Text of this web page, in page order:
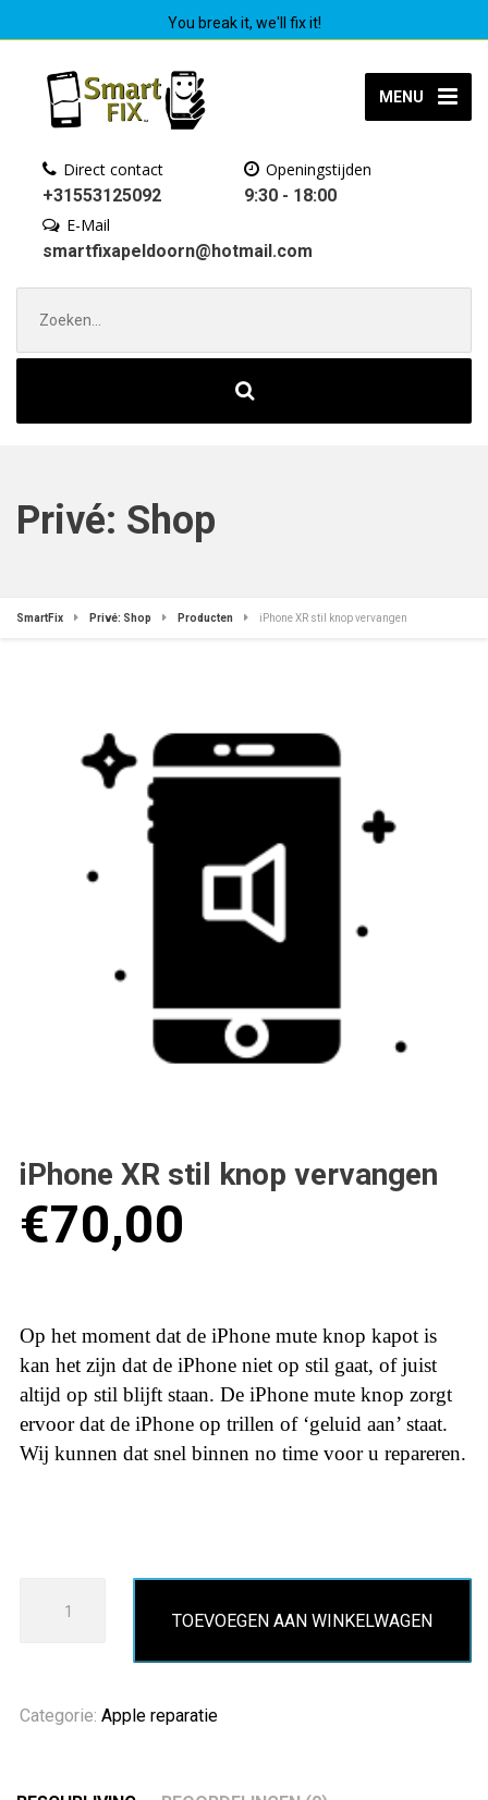
You break it, we'll fix it!
MENU
Direct contact
+31553125092
Openingstijden
9:30 - 18:00
E-Mail
smartfixapeldoorn@hotmail.com
naar:
Privé: Shop
SmartFix Privé: Shop Producten iPhone XR stil knop vervangen
iPhone XR stil knop vervangen
€70,00
Op het moment dat de iPhone mute knop kapot is
kan het zijn dat de iPhone niet op stil gaat, of juist
altijd op stil blijft staan. De iPhone mute knop zorgt
ervoor dat de iPhone op trillen of ‘geluid aan’ staat.
Wij kunnen dat snel binnen no time voor u repareren.
vervangen
TOEVOEGEN AAN WINKELWAGEN
Categorie: Apple reparatie